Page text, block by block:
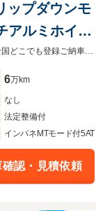
ップダウンモ
アルミホイー
ローン頭金0円・120回払い・自営・パートアルバイト・学生でもＯＫ！♪北海道からは沖縄まで！！全国どこでも登録ご納車可能 ♪お問合せはカーチス枚方（ひらかた）店まで♪
6万km
なし
法定整備付
インパネMTモード付5AT
確認・見積依頼